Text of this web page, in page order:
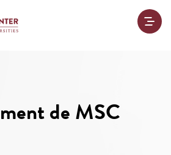
de MSC